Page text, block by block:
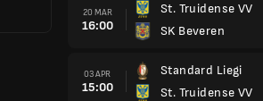
20 MAR
16:00
St. Truidense VV
SK Beveren
03 APR
15:00
Standard Liegi
St. Truidense VV